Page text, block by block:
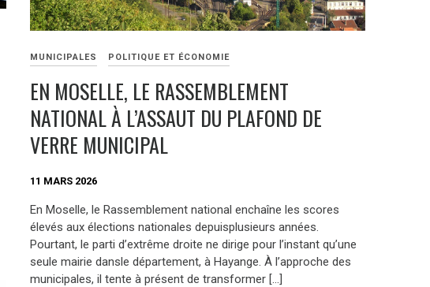
MUNICIPALES POLITIQUE ET ÉCONOMIE
EN MOSELLE, LE RASSEMBLEMENT
NATIONAL À L’ASSAUT DU PLAFOND DE
VERRE MUNICIPAL
11 MARS 2026
En Moselle, le Rassemblement national enchaîne les scores
élevés aux élections nationales depuisplusieurs années.
Pourtant, le parti d’extrême droite ne dirige pour l’instant qu’une
seule mairie dansle département, à Hayange. À l’approche des
municipales, il tente à présent de transformer […]